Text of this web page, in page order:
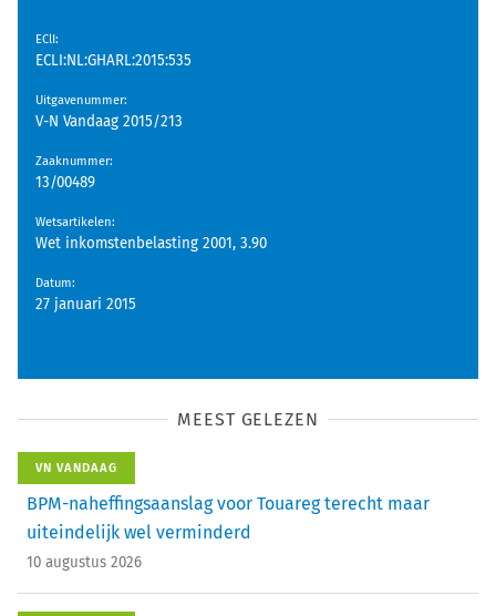
EClI:
ECLI:NL:GHARL:2015:535
Uitgavenummer:
V-N Vandaag 2015/213
Zaaknummer:
13/00489
Wetsartikelen:
Wet inkomstenbelasting 2001, 3.90
Datum:
27 januari 2015
MEEST GELEZEN
VN VANDAAG
BPM-naheffingsaanslag voor Touareg terecht maar
uiteindelijk wel verminderd
10 augustus 2026